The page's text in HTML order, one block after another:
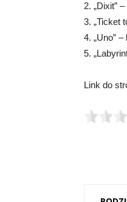
2. „Dixit”
3. „Ticket
4. „Uno”
5.
Link do